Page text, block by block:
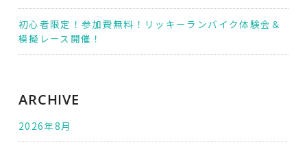
初心者限定！参加費無料！リッキーランバイク体験会＆
模擬レース開催！
ARCHIVE
2026年8月